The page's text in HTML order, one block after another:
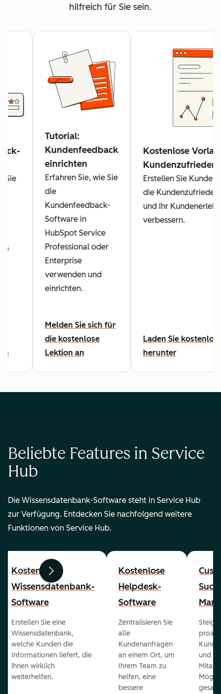
hilfreich für Sie sein.
Sie
Tutorial:
Kundenfeedback
einrichten
Erfahren Sie, wie Sie
die
Kundenfeedback-
Software in
HubSpot Service
Professional oder
Enterprise
verwenden und
einrichten.
Melden Sie sich für
die kostenlose
Lektion an
Kostenlose
Erstellen Sie
die
und Ihr
verbessern.
Laden Sie
herunter
Beliebte Features in Service
Hub
Die Wissensdatenbank-Software steht in Service Hub
zur Verfügung. Entdecken Sie nachfolgend weitere
Funktionen von Service Hub.
ZurückWeiter
Kostenlose
Wissensdatenbank-
Software
Erstellen Sie eine
Wissensdatenbank,
welche Kunden die
Informationen liefert, die
ihnen wirklich
weiterhelfen.
Kostenlose
Helpdesk-
Software
Zentralisieren Sie
alle
Kundenanfragen
an einem Ort, um
Ihrem Team zu
helfen, eine
bessere
und